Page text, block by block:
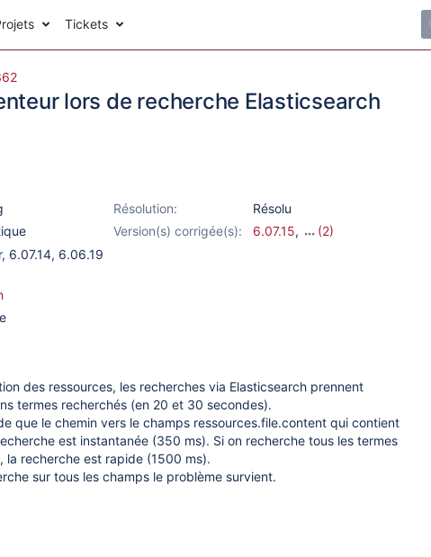
Tickets
lors de recherche Elasticsearch
Résolution:
Résolu
Version(s) corrigée(s): 6.07.15,
(2)
, 6.07.14, 6.06.19
des ressources, les recherches via Elasticsearch prennent
termes recherchés (en 20 et 30 secondes).
que le chemin vers le champs ressources.file.content qui contient
est instantanée (350 ms). Si on recherche tous les termes
la recherche est rapide (1500 ms).
sur tous les champs le problème survient.